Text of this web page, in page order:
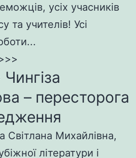
усіх учасників
та учителів! Усі
– пересторога
Світлана Михайлівна,
літератури і